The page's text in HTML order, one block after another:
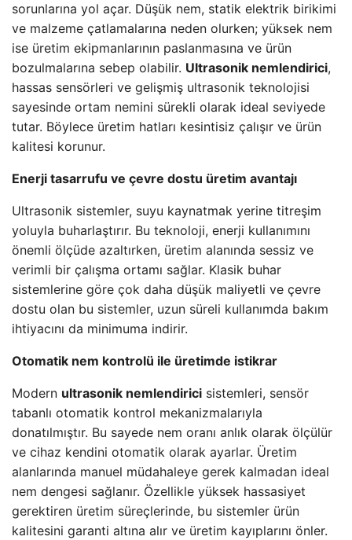
sorunlarına yol açar. Düşük nem, statik elektrik birikimi
ve malzeme çatlamalarına neden olurken; yüksek nem
ise üretim ekipmanlarının paslanmasına ve ürün
bozulmalarına sebep olabilir. Ultrasonik nemlendirici,
hassas sensörleri ve gelişmiş ultrasonik teknolojisi
sayesinde ortam nemini sürekli olarak ideal seviyede
tutar. Böylece üretim hatları kesintisiz çalışır ve ürün
kalitesi korunur.
Enerji tasarrufu ve çevre dostu üretim avantajı
Ultrasonik sistemler, suyu kaynatmak yerine titreşim
yoluyla buharlaştırır. Bu teknoloji, enerji kullanımını
önemli ölçüde azaltırken, üretim alanında sessiz ve
verimli bir çalışma ortamı sağlar. Klasik buhar
sistemlerine göre çok daha düşük maliyetli ve çevre
dostu olan bu sistemler, uzun süreli kullanımda bakım
ihtiyacını da minimuma indirir.
Otomatik nem kontrolü ile üretimde istikrar
Modern ultrasonik nemlendirici sistemleri, sensör
tabanlı otomatik kontrol mekanizmalarıyla
donatılmıştır. Bu sayede nem oranı anlık olarak ölçülür
ve cihaz kendini otomatik olarak ayarlar. Üretim
alanlarında manuel müdahaleye gerek kalmadan ideal
nem dengesi sağlanır. Özellikle yüksek hassasiyet
gerektiren üretim süreçlerinde, bu sistemler ürün
kalitesini garanti altına alır ve üretim kayıplarını önler.